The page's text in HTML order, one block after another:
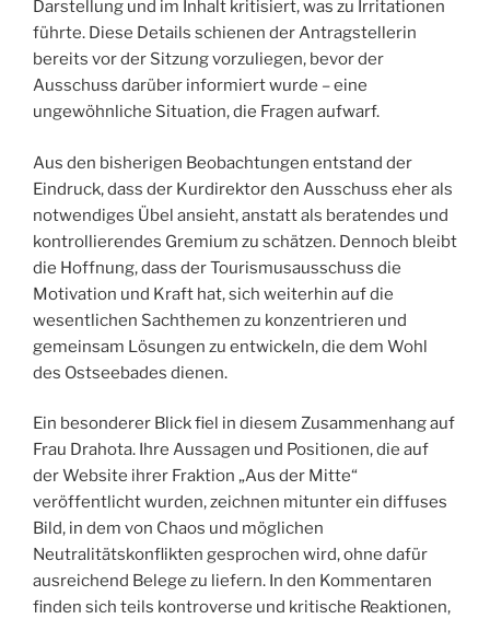
Darstellung und im Inhalt kritisiert, was zu Irritationen
führte. Diese Details schienen der Antragstellerin
bereits vor der Sitzung vorzuliegen, bevor der
Ausschuss darüber informiert wurde – eine
ungewöhnliche Situation, die Fragen aufwarf.
Aus den bisherigen Beobachtungen entstand der
Eindruck, dass der Kurdirektor den Ausschuss eher als
notwendiges Übel ansieht, anstatt als beratendes und
kontrollierendes Gremium zu schätzen. Dennoch bleibt
die Hoffnung, dass der Tourismusausschuss die
Motivation und Kraft hat, sich weiterhin auf die
wesentlichen Sachthemen zu konzentrieren und
gemeinsam Lösungen zu entwickeln, die dem Wohl
des Ostseebades dienen.
Ein besonderer Blick fiel in diesem Zusammenhang auf
Frau Drahota. Ihre Aussagen und Positionen, die auf
der Website ihrer Fraktion „Aus der Mitte“
veröffentlicht wurden, zeichnen mitunter ein diffuses
Bild, in dem von Chaos und möglichen
Neutralitätskonflikten gesprochen wird, ohne dafür
ausreichend Belege zu liefern. In den Kommentaren
finden sich teils kontroverse und kritische Reaktionen,